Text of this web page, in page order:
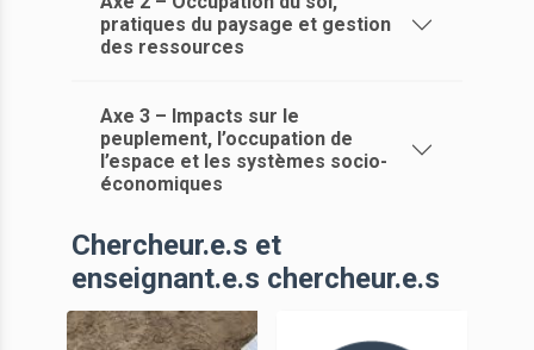
pratiques du paysage et gestion
des ressources
Axe 3 – Impacts sur le
peuplement, l’occupation de
l’espace et les systèmes socio-
économiques
Chercheur.e.s et
enseignant.e.s chercheur.e.s